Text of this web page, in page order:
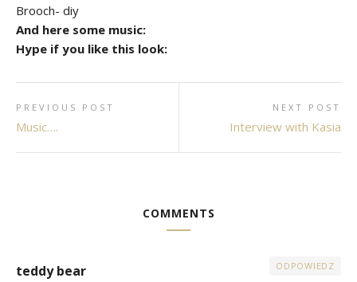
Brooch- diy
And here some music:
Hype if you like this look:
PREVIOUS POST
Music….
NEXT POST
Interview with Kasia
COMMENTS
teddy bear ODPOWIEDZ